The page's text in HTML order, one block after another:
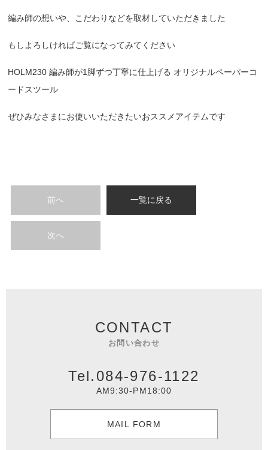
編み師の想いや、こだわりなどを取材していただきました
もしよろしければご覧になってみてください
HOLM230 編み師が1脚ずつ丁寧に仕上げる オリジナルペーパーコ
ードスツール
ぜひみなさまにお使いいただきたいおススメアイテムです
前へ 一覧に戻る
次へ
CONTACT
お問い合わせ
Tel.084-976-1122
AM9:30-PM18:00
MAIL FORM